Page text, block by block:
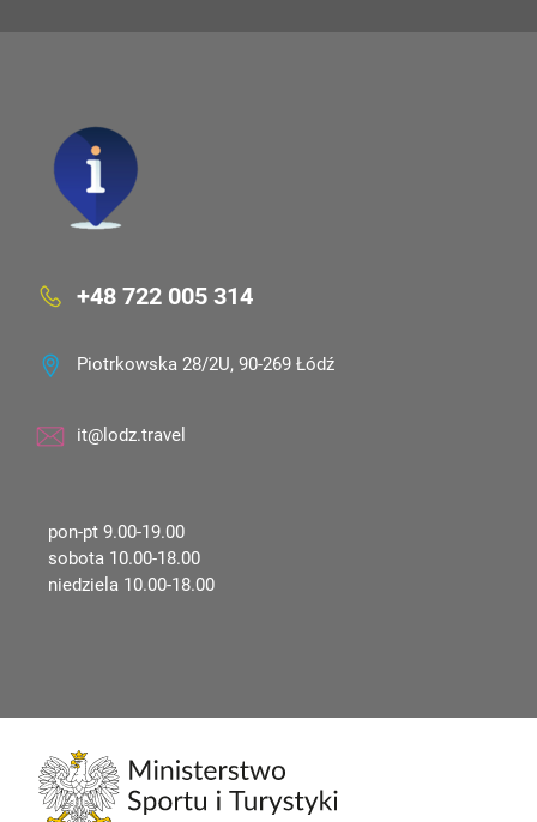
+48 722 005 314
Piotrkowska 28/2U, 90-269 Łódź
it@lodz.travel
pon-pt 9.00-19.00
sobota 10.00-18.00
niedziela 10.00-18.00